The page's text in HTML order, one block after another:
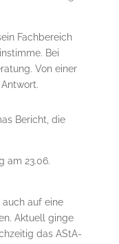
Fachbereich
Bei
Von einer
Bericht, die
am 23.06.
auf eine
Aktuell ginge
das AStA-